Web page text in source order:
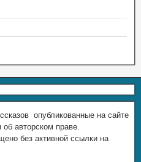
опубликованные на сайте
авторском праве.
без активной ссылки на